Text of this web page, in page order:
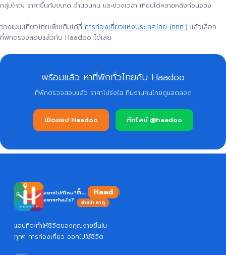
กลุ่มใหญ่ ราคาขึ้นกับขนาด จำนวนคน และช่วงเวลา เทียบได้หลายหลังก่อนจอง
วางแผนเที่ยวไทยเพิ่มเติมได้ที่ การท่องเที่ยวแห่งประเทศไทย (ททท.) แล้วเลือก
ที่พักตรวจสอบแล้วกับ Haadoo ได้เลย
พร้อมแล้ว หาที่พักทั่วไทยกับ Haadoo
ที่พักตรวจสอบแล้ว ราคาโปร่งใส ทีมงานคนไทยดูแลตลอด
เปิดแอป Haadoo ทักไลน์ @haadoo
อยากไปที่ไหน?
อยากทำอะไร?
ก็... Haadoo
อ่านว่า หาดู
แอปที่จะทำให้ชีวิตของคุณง่ายขึ้นใน
ทุกๆ การท่องเที่ยว ออกไปใช้ชีวิต